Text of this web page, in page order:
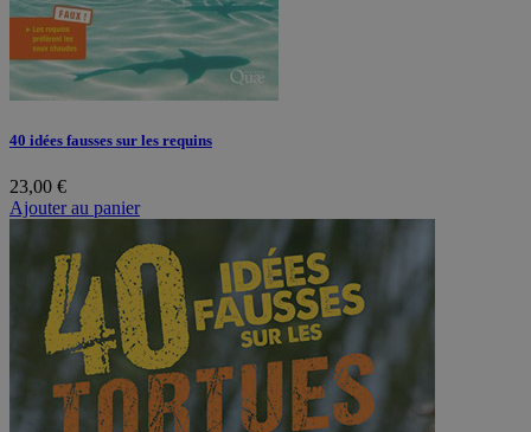
40 idées fausses sur les requins
23,00 €
Ajouter au panier